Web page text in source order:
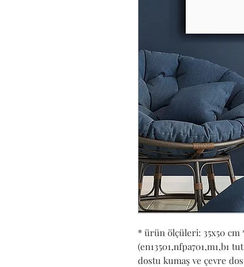
* ürün ölçüleri: 35x50 cm
(en13501,nfpa701,m1,b1
dostu kumaş ve çevre